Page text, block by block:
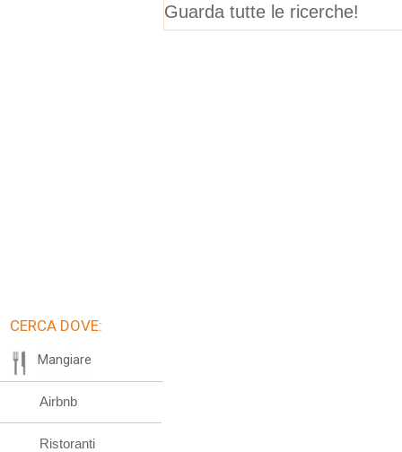
Guarda tutte le ricerche!
CERCA DOVE:
Mangiare
Airbnb
Ristoranti